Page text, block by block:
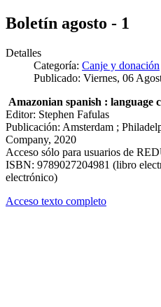
Boletín agosto - 1
Detalles
Categoría: Canje y donación
Publicado: Viernes, 06
Amazonian spanish : language
Editor: Stephen Fafulas
Publicación: Amsterdam ;
Company, 2020
Acceso sólo para usuarios de
ISBN: 9789027204981 (libro
electrónico)
Acceso texto completo